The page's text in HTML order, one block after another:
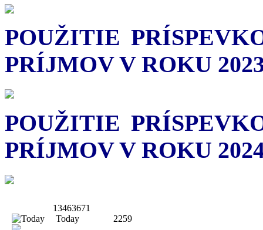
POUŽITIE
PRÍJMOV V ROKU
POUŽITIE
PRÍJMOV V ROKU
13463671
Today
2259